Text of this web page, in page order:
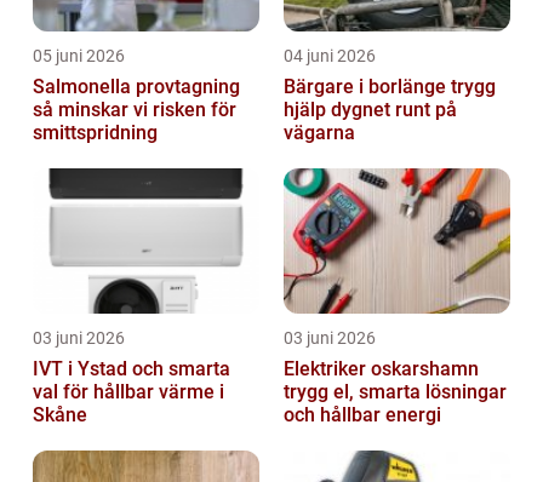
05 juni 2026
Salmonella provtagning
så minskar vi risken för
smittspridning
04 juni 2026
Bärgare i borlänge trygg
hjälp dygnet runt på
vägarna
03 juni 2026
IVT i Ystad och smarta
val för hållbar värme i
Skåne
03 juni 2026
Elektriker oskarshamn
trygg el, smarta lösningar
och hållbar energi